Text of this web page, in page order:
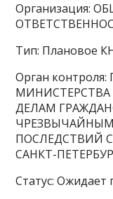
Организация:
Тип: Плановое
Орган
ДЕЛАМ
ПОСЛЕДСТВИЙ
САНКТ-
Статус: Ожидает